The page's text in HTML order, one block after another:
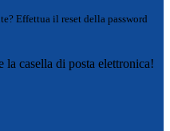
Effettua il reset della password
casella di posta elettronica!